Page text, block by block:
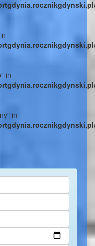
in
in